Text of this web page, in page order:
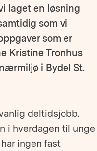
laget en løsning
som vi
som er
Kristine Tronhus
i Bydel St.
deltidsjobb.
i hverdagen til unge
ingen fast